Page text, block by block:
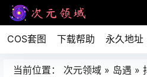
COS套图 下载帮助 永久地址
当前位置： 次元领域 » 岛遇 »